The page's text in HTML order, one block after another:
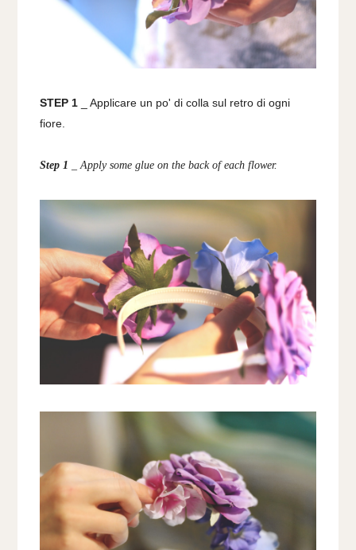
STEP 1 _ Applicare un po' di colla sul retro di ogni
fiore.
Step 1 _ Apply some glue on the back of each flower.